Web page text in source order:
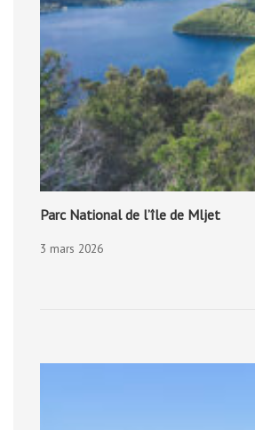
Parc National de l’île de Mljet
3 mars 2026